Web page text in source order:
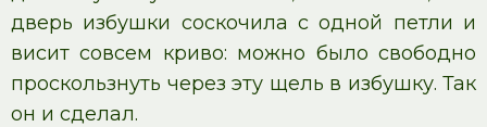
дверь избушки соскочила с одной петли и
висит совсем криво: можно было свободно
проскользнуть через эту щель в избушку. Так
он и сделал.